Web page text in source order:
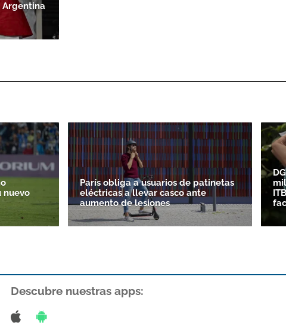
Argentina
nuevo
París obliga a usuarios de patinetas
eléctricas a llevar casco ante
aumento de lesiones
Descubre nuestras apps: